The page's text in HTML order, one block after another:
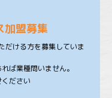
加盟募集
だける方を募集していま
ば業種問いません。
ださい